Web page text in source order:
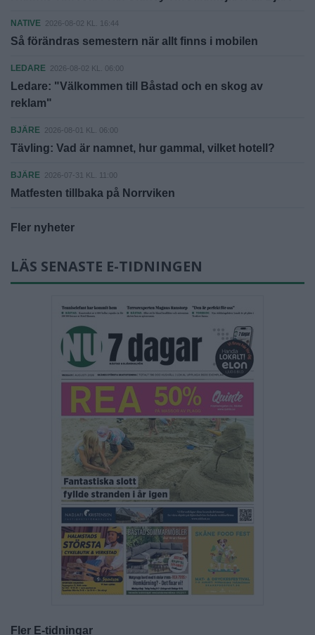
NATIVE 2026-08-02 KL. 16:44
Så förändras semestern när allt finns i mobilen
LEDARE 2026-08-02 KL. 06:00
Ledare: "Välkommen till Båstad och en skog av
reklam"
BJÄRE 2026-08-01 KL. 06:00
Tävling: Vad är namnet, hur gammal, vilket hotell?
BJÄRE 2026-07-31 KL. 11:00
Matfesten tillbaka på Norrviken
Fler nyheter
LÄS SENASTE E-TIDNINGEN
Fler E-tidningar